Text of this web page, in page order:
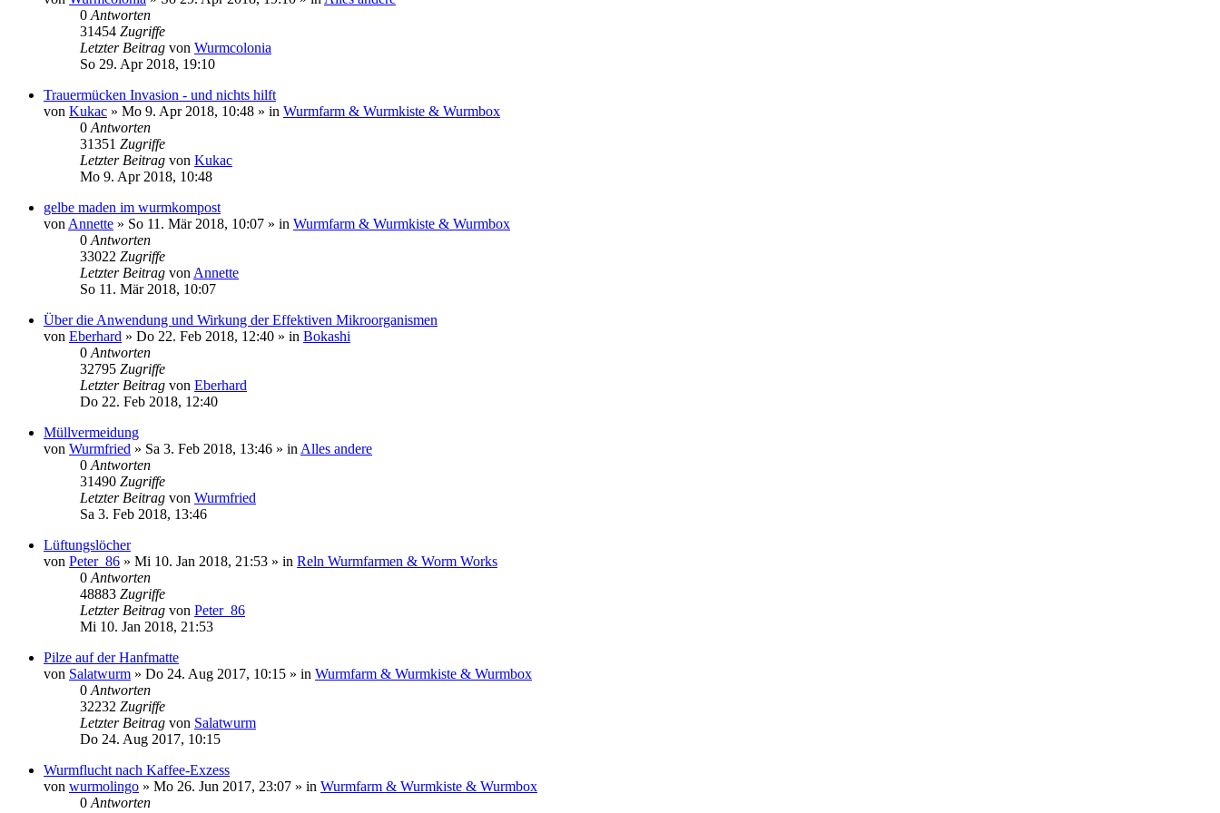
0 Antworten
31454 Zugriffe
Letzter Beitrag von Wurmcolonia
So 29. Apr 2018, 19:10
Trauermücken Invasion - und nichts hilft
von Kukac » Mo 9. Apr 2018, 10:48 » in Wurmfarm & Wurmkiste & Wurmbox
0 Antworten
31351 Zugriffe
Letzter Beitrag von Kukac
Mo 9. Apr 2018, 10:48
gelbe maden im wurmkompost
von Annette » So 11. Mär 2018, 10:07 » in Wurmfarm & Wurmkiste & Wurmbox
0 Antworten
33022 Zugriffe
Letzter Beitrag von Annette
So 11. Mär 2018, 10:07
Über die Anwendung und Wirkung der Effektiven Mikroorganismen
von Eberhard » Do 22. Feb 2018, 12:40 » in Bokashi
0 Antworten
32795 Zugriffe
Letzter Beitrag von Eberhard
Do 22. Feb 2018, 12:40
Müllvermeidung
von Wurmfried » Sa 3. Feb 2018, 13:46 » in Alles andere
0 Antworten
31490 Zugriffe
Letzter Beitrag von Wurmfried
Sa 3. Feb 2018, 13:46
Lüftungslöcher
von Peter_86 » Mi 10. Jan 2018, 21:53 » in Reln Wurmfarmen & Worm Works
0 Antworten
48883 Zugriffe
Letzter Beitrag von Peter_86
Mi 10. Jan 2018, 21:53
Pilze auf der Hanfmatte
von Salatwurm » Do 24. Aug 2017, 10:15 » in Wurmfarm & Wurmkiste & Wurmbox
0 Antworten
32232 Zugriffe
Letzter Beitrag von Salatwurm
Do 24. Aug 2017, 10:15
Wurmflucht nach Kaffee-Exzess
von wurmolingo » Mo 26. Jun 2017, 23:07 » in Wurmfarm & Wurmkiste & Wurmbox
0 Antworten